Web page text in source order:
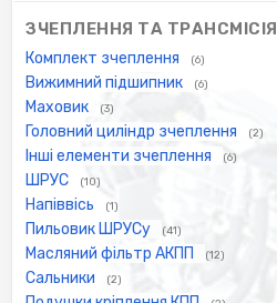
ЗЧЕПЛЕННЯ ТА ТРАНСМІСІЯ
Комплект зчеплення (6)
Вижимний підшипник (6)
Маховик (3)
Головний циліндр зчеплення (2)
Інші елементи зчеплення (6)
ШРУС (10)
Напіввісь (1)
Пильовик ШРУСу (41)
Масляний фільтр АКПП (12)
Сальники (2)